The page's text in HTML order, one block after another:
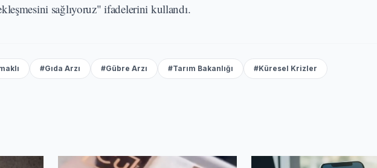
sağlıyoruz" ifadelerini kullandı.
#Gıda Arzı #Gübre Arzı #Tarım Bakanlığı #Küresel Krizler